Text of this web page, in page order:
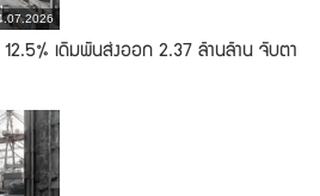
เดิมพันส่งออก 2.37 ล้านล้าน จับตา